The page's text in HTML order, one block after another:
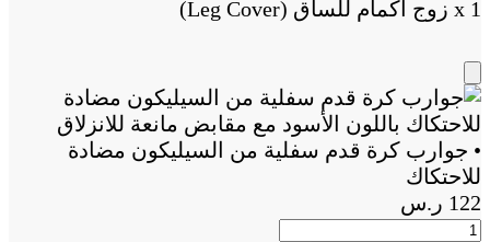
1 x زوج أكمام للساق (Leg Cover)
Add
to
Cart
• جوارب كرة قدم سفلية من السيليكون مضادة
للاحتكاك
122 ر.س
كمية